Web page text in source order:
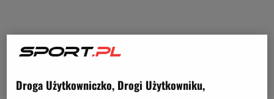
Droga Użytkowniczko, Drogi Użytkowniku,